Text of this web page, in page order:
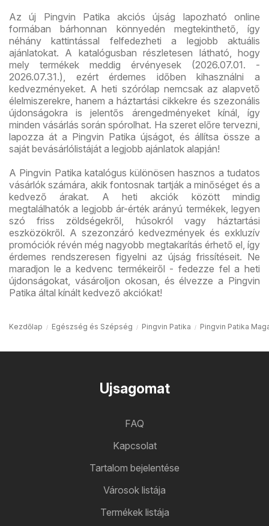
Az új Pingvin Patika akciós újság lapozható online
formában bárhonnan könnyedén megtekinthető, így
néhány kattintással felfedezheti a legjobb aktuális
ajánlatokat. A katalógusban részletesen látható, hogy
mely termékek meddig érvényesek (2026.07.01. -
2026.07.31.), ezért érdemes időben kihasználni a
kedvezményeket. A heti szórólap nemcsak az alapvető
élelmiszerekre, hanem a háztartási cikkekre és szezonális
újdonságokra is jelentős árengedményeket kínál, így
minden vásárlás során spórolhat. Ha szeret előre tervezni,
lapozza át a Pingvin Patika újságot, és állítsa össze a
saját bevásárlólistáját a legjobb ajánlatok alapján!
A Pingvin Patika katalógus különösen hasznos a tudatos
vásárlók számára, akik fontosnak tartják a minőséget és a
kedvező árakat. A heti akciók között mindig
megtalálhatók a legjobb ár-érték arányú termékek, legyen
szó friss zöldségekről, húsokról vagy háztartási
eszközökről. A szezonzáró kedvezmények és exkluzív
promóciók révén még nagyobb megtakarítás érhető el, így
érdemes rendszeresen figyelni az újság frissítéseit. Ne
maradjon le a kedvenc termékeiről - fedezze fel a heti
újdonságokat, vásároljon okosan, és élvezze a Pingvin
Patika által kínált kedvező akciókat!
Kezdőlap Egészség és Szépség Pingvin Patika Pingvin Patika
Ujsagomat
FAQ
Kapcsolat
Tartalom bejelentése
Városok listája
Termékek listája